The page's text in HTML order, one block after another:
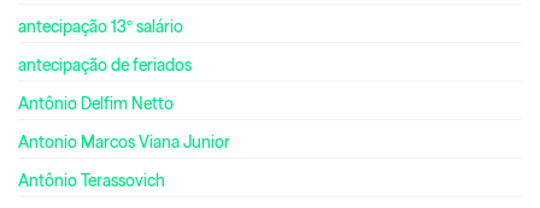
antecipação 13º salário
antecipação de feriados
Antônio Delfim Netto
Antonio Marcos Viana Junior
Antônio Terassovich